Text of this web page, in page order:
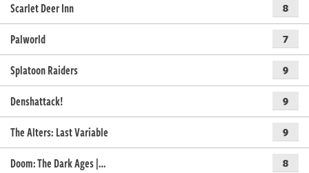
Scarlet Deer Inn
8
Palworld 7
Splatoon Raiders 9
Denshattack! 9
The Alters: Last Variable 9
Doom: The Dark Ages |… 8